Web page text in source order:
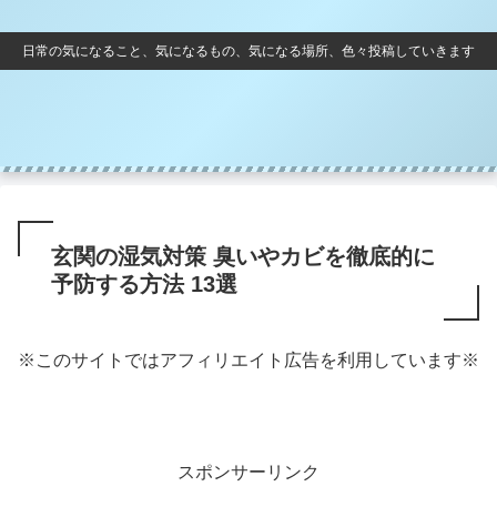
日常の気になること、気になるもの、気になる場所、色々投稿していきます
玄関の湿気対策 臭いやカビを徹底的に
予防する方法 13選
※このサイトではアフィリエイト広告を利用しています※
スポンサーリンク